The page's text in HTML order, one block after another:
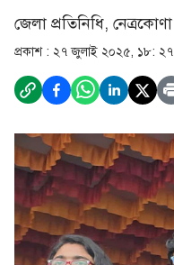
জেলা প্রতিনিধি, নেত্রকোণা
প্রকাশ : ২৭ জুলাই ২০২৫, ১৮: ২৭